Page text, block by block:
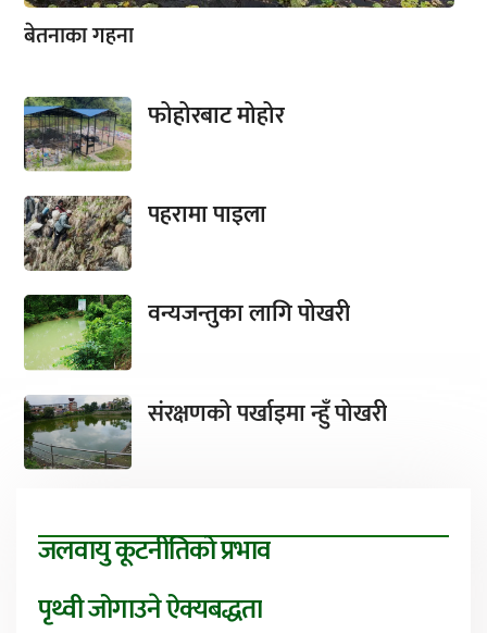
बेतनाका गहना
फोहोरबाट मोहोर
पहरामा पाइला
वन्यजन्तुका लागि पोखरी
संरक्षणको पर्खाइमा न्हुँ पोखरी
जलवायु कूटनीतिको प्रभाव
पृथ्वी जोगाउने ऐक्यबद्धता